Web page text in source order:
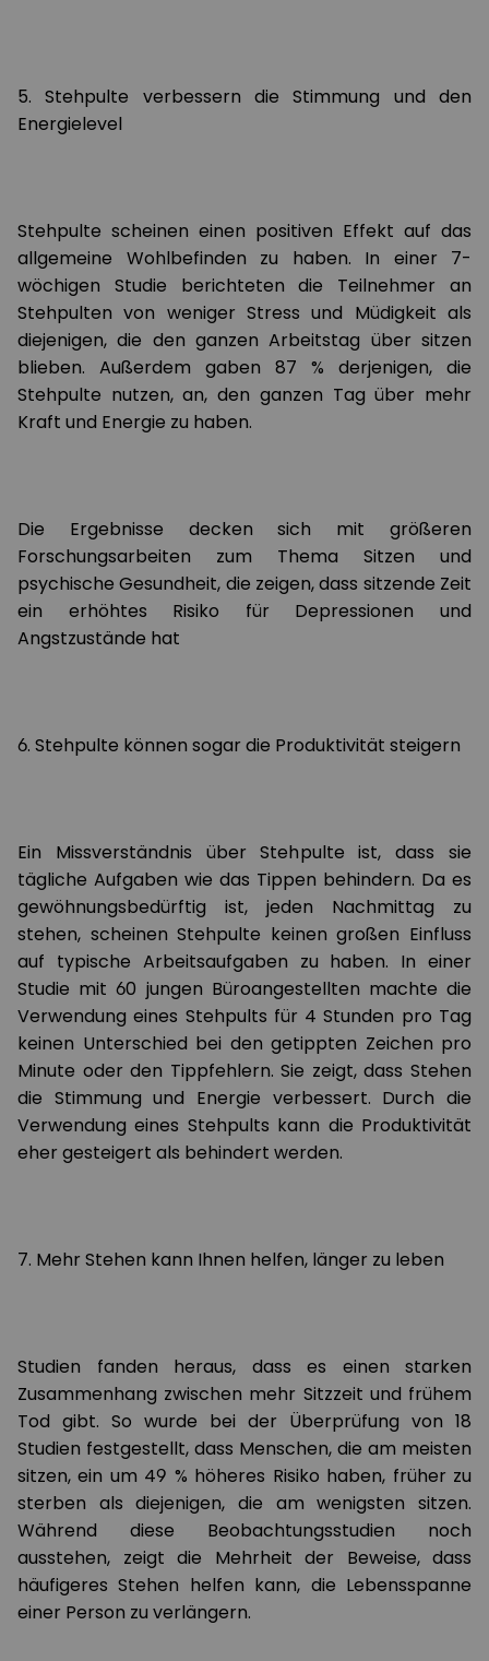
5. Stehpulte verbessern die Stimmung und den
Energielevel
Stehpulte scheinen einen positiven Effekt auf das
allgemeine Wohlbefinden zu haben. In einer 7-
wöchigen Studie berichteten die Teilnehmer an
Stehpulten von weniger Stress und Müdigkeit als
diejenigen, die den ganzen Arbeitstag über sitzen
blieben. Außerdem gaben 87 % derjenigen, die
Stehpulte nutzen, an, den ganzen Tag über mehr
Kraft und Energie zu haben.
Die Ergebnisse decken sich mit größeren
Forschungsarbeiten zum Thema Sitzen und
psychische Gesundheit, die zeigen, dass sitzende Zeit
ein erhöhtes Risiko für Depressionen und
Angstzustände hat
6. Stehpulte können sogar die Produktivität steigern
Ein Missverständnis über Stehpulte ist, dass sie
tägliche Aufgaben wie das Tippen behindern. Da es
gewöhnungsbedürftig ist, jeden Nachmittag zu
stehen, scheinen Stehpulte keinen großen Einfluss
auf typische Arbeitsaufgaben zu haben. In einer
Studie mit 60 jungen Büroangestellten machte die
Verwendung eines Stehpults für 4 Stunden pro Tag
keinen Unterschied bei den getippten Zeichen pro
Minute oder den Tippfehlern. Sie zeigt, dass Stehen
die Stimmung und Energie verbessert. Durch die
Verwendung eines Stehpults kann die Produktivität
eher gesteigert als behindert werden.
7. Mehr Stehen kann Ihnen helfen, länger zu leben
Studien fanden heraus, dass es einen starken
Zusammenhang zwischen mehr Sitzzeit und frühem
Tod gibt. So wurde bei der Überprüfung von 18
Studien festgestellt, dass Menschen, die am meisten
sitzen, ein um 49 % höheres Risiko haben, früher zu
sterben als diejenigen, die am wenigsten sitzen.
Während diese Beobachtungsstudien noch
ausstehen, zeigt die Mehrheit der Beweise, dass
häufigeres Stehen helfen kann, die Lebensspanne
einer Person zu verlängern.